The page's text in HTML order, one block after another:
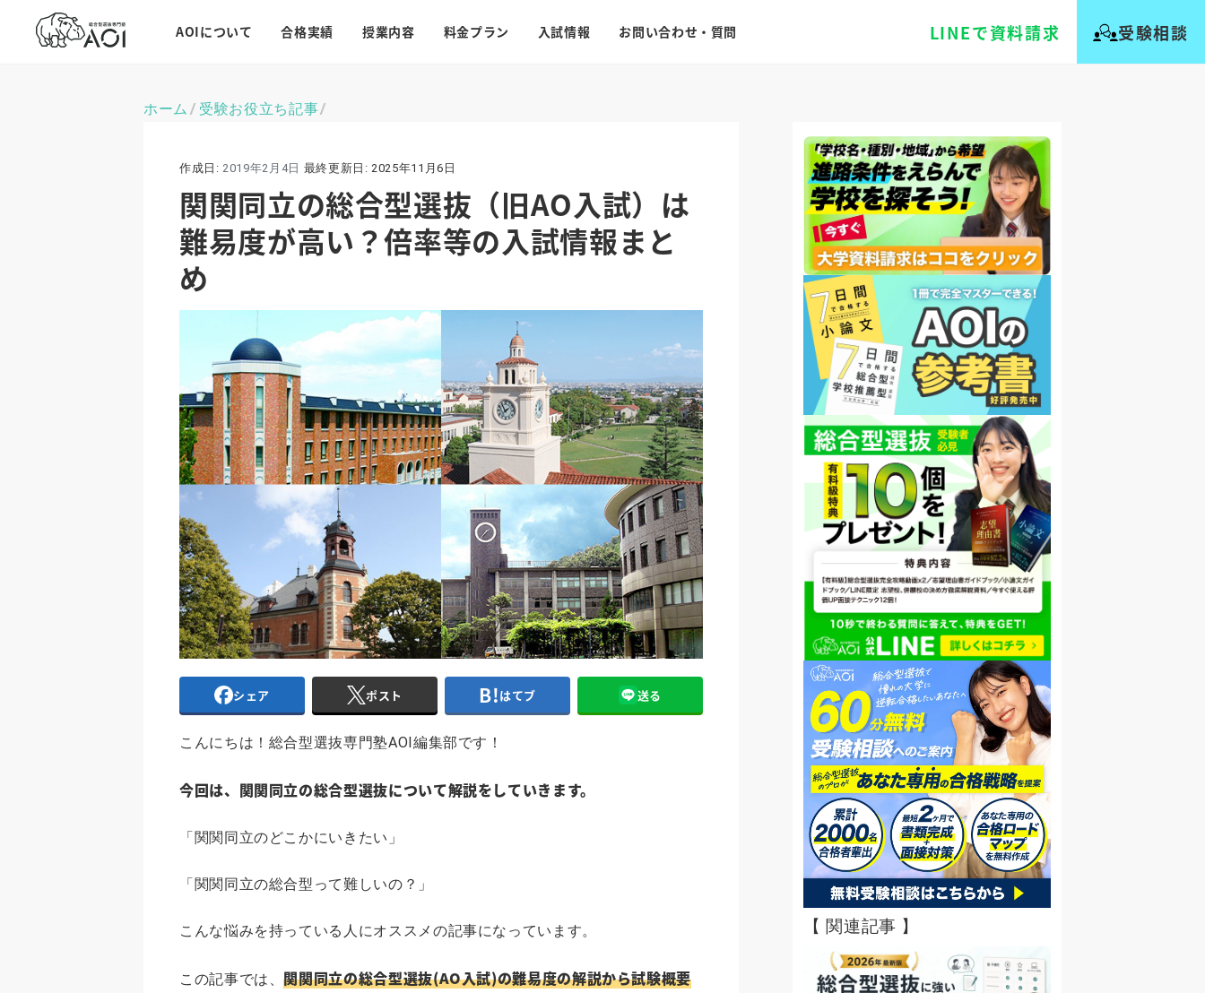
AOIについて 合格実績 授業内容 料金プラン 入試情報 お問い合わせ・質問 LINEで資料請求 受験相談
ホーム \ 受験お役立ち記事\
作成日: 2019年2月4日 最終更新日: 2025年11月6日
関関同立の総合型選抜（旧AO入試）は
難易度が高い？倍率等の入試情報まと
め
シェア ポスト はてブ 送る
こんにちは！総合型選抜専門塾AOI編集部です！
今回は、関関同立の総合型選抜について解説をしていきます。
「関関同立のどこかにいきたい」
「関関同立の総合型って難しいの？」
こんな悩みを持っている人にオススメの記事になっています。
この記事では、関関同立の総合型選抜(AO入試)の難易度の解説から試験概要
【 関連記事 】